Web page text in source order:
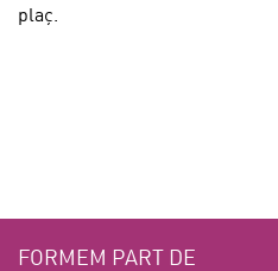
plaç.
FORMEM PART DE